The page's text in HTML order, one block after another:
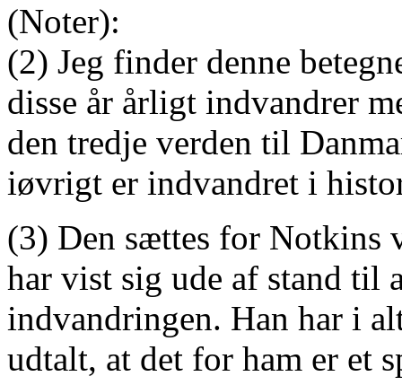
(Noter):
(2) Jeg finder denne
disse år årligt indvandrer
den tredje verden til
iøvrigt er indvandret i
(3) Den sættes for Notkins
har vist sig ude af stand til
indvandringen. Han har i
udtalt, at det for ham er et